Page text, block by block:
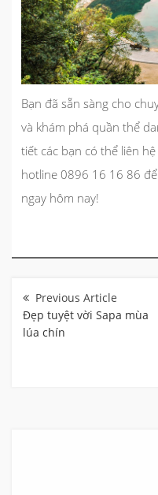
Bạn đã sẵn sàng cho
và khám phá quần thể
tiết các bạn có thể liên hệ
hotline 0896 16 16 86
ngay hôm nay!
hướng
bài
viết
Đẹp tuyệt vời Sapa mùa
lúa chín